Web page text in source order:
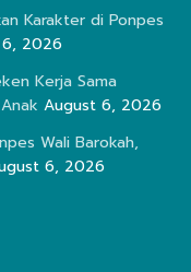
Karakter di Ponpes
2026
Kerja Sama
August 6, 2026
Wali Barokah,
6, 2026